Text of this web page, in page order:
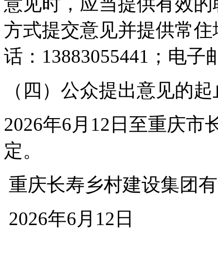
方式提交意见并提供常
话：13883055441；电子
（四）公众提出意见的
2026年6月12日至重庆市
定。
重庆长寿乡村建设集团
2026年6月12日